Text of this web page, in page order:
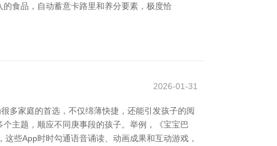
食品，自动蓄意卡路里和养分要素，极度恰
2026-01-31
多家庭的首选，不仅绵薄快捷，还能引发孩子的阅
主题，顺应不同庚事段的孩子。举例，《宝宝巴
些App时时勾通语音诵读、动画成果和互动游戏，